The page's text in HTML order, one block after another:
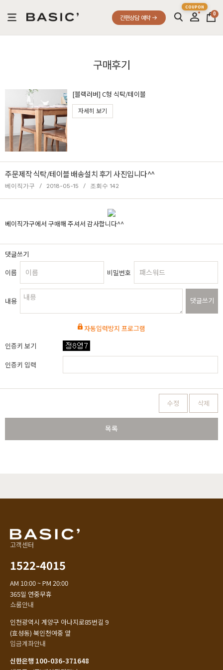
간편상담 예약
0
구매후기
[블랙러버] C형 식탁/테이블
자세히 보기
주문제작 식탁/테이블 배송설치 후기 사진입니다^^
베이직가구 / 2018-05-15 / 조회수 142
베이직가구에서 구매해 주셔서 감사합니다^^
댓글쓰기
이름
비밀번호
내용 댓글쓰기
자동입력방지 프로그램
인증키 보기
인증키 입력
수정 삭제
목록
고객센터
1522-4015
AM 10:00 ~ PM 20:00
365일 연중무휴
쇼룸안내
인천광역시 계양구 아나지로85번길 9
(효성동) 북인천여중 앞
입금계좌안내
신한은행 100-036-371648